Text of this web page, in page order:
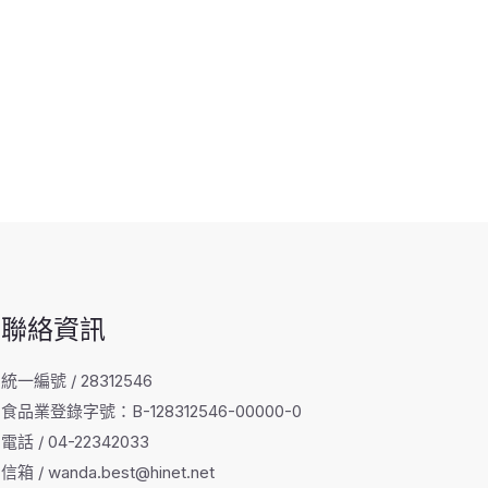
聯絡資訊
統一編號 / 28312546
食品業登錄字號：B-128312546-00000-0
電話 / 04-22342033
信箱 / wanda.best@hinet.net